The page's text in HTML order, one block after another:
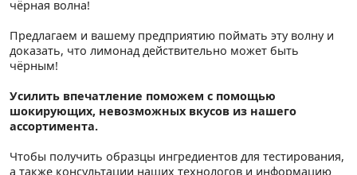
чёрная волна!
Предлагаем и вашему предприятию поймать эту волну и
доказать, что лимонад действительно может быть
чёрным!
Усилить впечатление поможем с помощью
шокирующих, невозможных вкусов из нашего
ассортимента.
Чтобы получить образцы ингредиентов для тестирования,
а также консультации наших технологов и информацию